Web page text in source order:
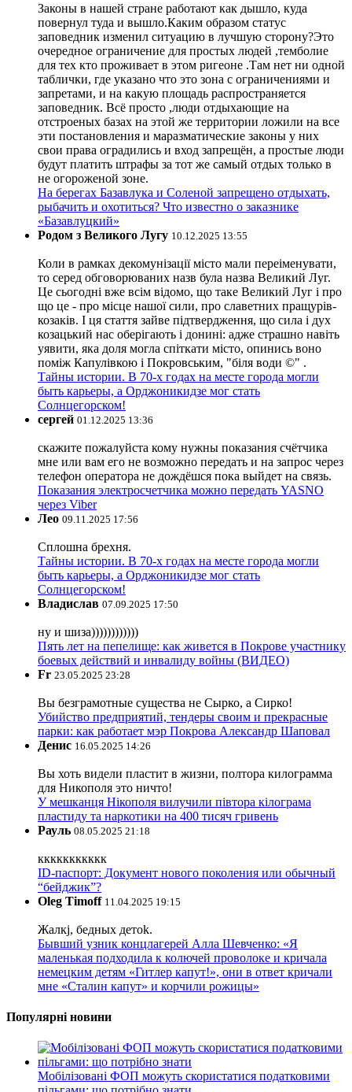
Законы в нашей стране работают как дышло, куда
повернул туда и вышло.Каким образом статус
заповедник изменил ситуацию в лучшую сторону?Это
очередное ограничение для простых людей ,темболие
для тех кто проживает в этом ригеоне .Там нет ни одной
таблички, где указано что это зона с ограничениями и
запретами, и на какую площадь распространяется
заповедник. Всё просто ,люди отдыхающие на
отстроеных базах на этой же территории ложили на все
эти постановления и маразматические законы у них
свои права оградились и вход запрещён, а простые люди
будут платить штрафы за тот же самый отдых только в
не огороженой зоне.
На берегах Базавлука и Соленой запрещено отдыхать,
рыбачить и охотиться? Что известно о заказнике
«Базавлуцкий»
Родом з Великого Лугу 10.12.2025 13:55
Коли в рамках декомунізації місто мали переіменувати,
то серед обговорюваних назв була назва Великий Луг.
Це сьогодні вже всім відомо, що таке Великий Луг і про
що це - про місце нашої сили, про славетних пращурів-
козаків. І ця стаття зайве підтвердження, що сила і дух
козацький нас оберігають і донині: адже страшно навіть
уявити, яка доля могла спіткати місто, опинись воно
поміж Капулівкою і Покровським, "біля води ©" .
Тайны истории. В 70-х годах на месте города могли
быть карьеры, а Орджоникидзе мог стать
Солнцегорском!
сергей 01.12.2025 13:36
скажите пожалуйста кому нужны показания счётчика
мне или вам его не возможно передать и на запрос через
телефон оператора не дождёшся пока выйдет на связь.
Показания электросчетчика можно передать YASNO
через Viber
Лео 09.11.2025 17:56
Сплошна брехня.
Тайны истории. В 70-х годах на месте города могли
быть карьеры, а Орджоникидзе мог стать
Солнцегорском!
Владислав 07.09.2025 17:50
ну и шиза))))))))))))
Пять лет на пепелище: как живется в Покрове участнику
боевых действий и инвалиду войны (ВИДЕО)
Fr 23.05.2025 23:28
Вы безграмотные существа не Сырко, а Сирко!
Убийство предприятий, тендеры своим и прекрасные
парки: как работает мэр Покрова Александр Шаповал
Денис 16.05.2025 14:26
Вы хоть видели пластит в жизни, полтора килограмма
для Никополя это ничто!
У мешканця Нікополя вилучили півтора кілограма
пластиду та наркотики на 400 тисяч гривень
Рауль 08.05.2025 21:18
ккккккккккк
ID-паспорт: Документ нового поколения или обычный
“бейджик”?
Oleg Timoff 11.04.2025 19:15
Жалкj, бедных детok.
Бывший узник концлагерей Алла Шевченко: «Я
маленькая подходила к колючей проволоке и кричала
немецким детям «Гитлер капут!», они в ответ кричали
мне «Сталин капут» и корчили рожицы»
Популярні новини
Мобілізовані ФОП можуть скористатися податковими